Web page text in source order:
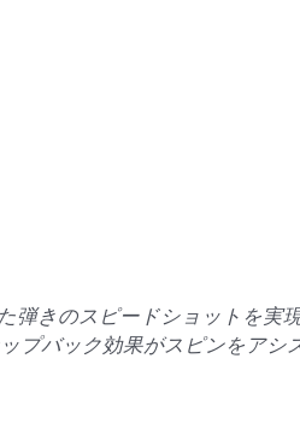
弾きのスピードショットを実
バック効果がスピンをアシ